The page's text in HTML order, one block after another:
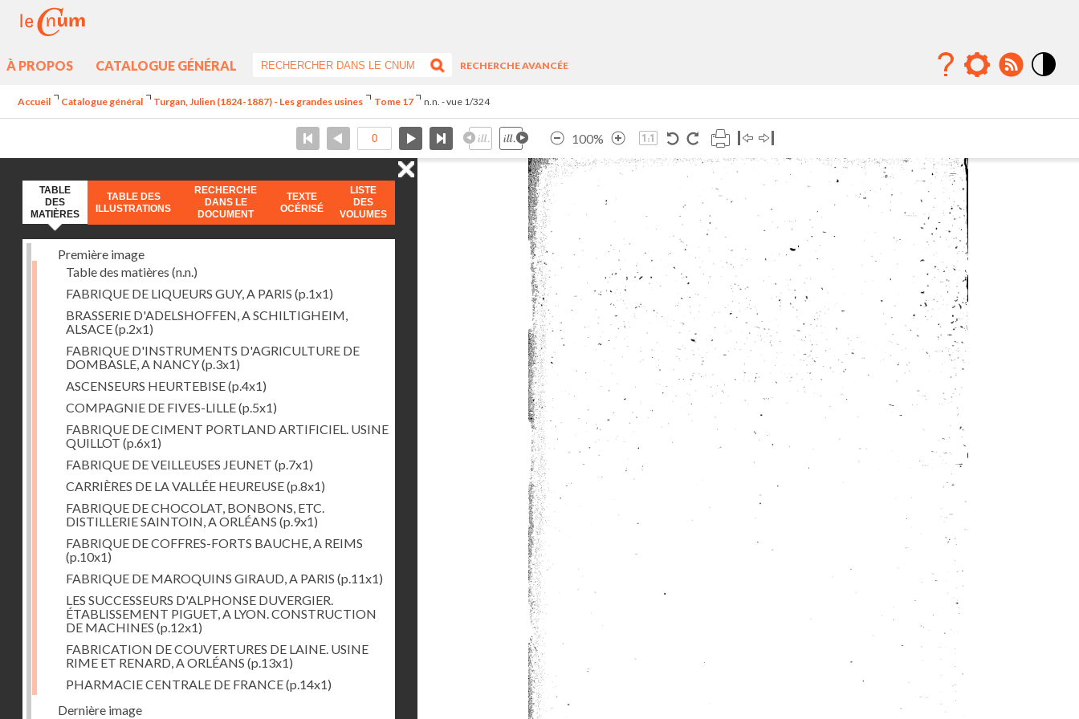
À PROPOS CATALOGUE GÉNÉRAL
RECHERCHE AVANCÉE
Accueil Catalogue général Turgan, Julien (1824-1887) - Les grandes usines Tome 17 n.n. - vue 1/324
100%
TABLE
DES
MATIÈRES
TABLE DES
ILLUSTRATIONS
RECHERCHE
DANS LE
DOCUMENT
TEXTE
OCÉRISÉ
LISTE
DES
VOLUMES
Première image
Table des matières (n.n.)
FABRIQUE DE LIQUEURS GUY, A PARIS (p.1x1)
BRASSERIE D'ADELSHOFFEN, A SCHILTIGHEIM,
ALSACE(p.2x1)
FABRIQUE D'INSTRUMENTS D'AGRICULTURE DE
DOMBASLE, A NANCY(p.3x1)
ASCENSEURS HEURTEBISE(p.4x1)
COMPAGNIE DE FIVES-LILLE(p.5x1)
FABRIQUE DE CIMENT PORTLAND ARTIFICIEL. USINE
QUILLOT (p.6x1)
FABRIQUE DE VEILLEUSES JEUNET (p.7x1)
CARRIÈRES DE LA VALLÉE HEUREUSE(p.8x1)
FABRIQUE DE CHOCOLAT, BONBONS, ETC.
DISTILLERIE SAINTOIN, A ORLÉANS (p.9x1)
FABRIQUE DE COFFRES-FORTS BAUCHE, A REIMS
(p.10x1)
FABRIQUE DE MAROQUINS GIRAUD, A PARIS (p.11x1)
LES SUCCESSEURS D'ALPHONSE DUVERGIER.
ÉTABLISSEMENT PIGUET, A LYON. CONSTRUCTION
DE MACHINES (p.12x1)
FABRICATION DE COUVERTURES DE LAINE. USINE
RIME ET RENARD, A ORLÉANS (p.13x1)
PHARMACIE CENTRALE DE FRANCE(p.14x1)
Dernière image